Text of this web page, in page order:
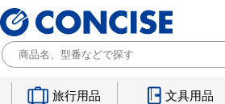
旅行用品 文具用品